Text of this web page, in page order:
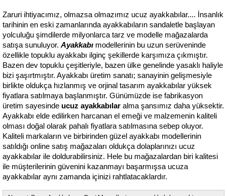
Zaruri ihtiyacımız, olmazsa olmazımız ucuz ayakkabılar.... İnsanlık
tarihinin en eski zamanlarında ayakkabıların sandaletle başlayan
yolculuğu şimdilerde milyonlarca tarz ve modelle mağazalarda
satışa sunuluyor. Ayakkabı modellerinin bu uzun serüveninde
özellikle topuklu ayakkabı ilginç şekillerde karşımıza çıkmıştır.
Bazen dev topuklu çeşitleriyle, bazen ülke genelinde yasaklı haliyle
bizi şaşırtmıştır. Ayakkabı üretim sanatı; sanayinin gelişmesiyle
birlikte oldukça hızlanmış ve orjinal tasarım ayakkabılar yüksek
fiyatlara satılmaya başlanmıştır. Günümüzde ise fabrikasyon
üretim sayesinde ucuz ayakkabılar alma şansımız daha yüksektir.
Ayakkabı elde edilirken harcanan el emeği ve malzemenin kaliteli
olması doğal olarak pahalı fiyatlara satılmasına sebep oluyor.
Kaliteli markaların ve birbirinden güzel ayakkabı modellerinin
satıldığı online satış mağazaları oldukça dolaplarınızı ucuz
ayakkabılar ile doldurabilirsiniz. Hele bu mağazalardan biri kalitesi
ile müşterilerinin güvenini kazanmayı başarmışsa ucuza
ayakkabılar aynı zamanda içinizi rahtlatacaklardır.